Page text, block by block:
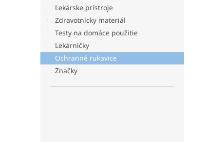
Lekárske prístroje
Zdravotnícky materiál
Testy na domáce použitie
Lekárničky
Ochranné rukavice
Značky